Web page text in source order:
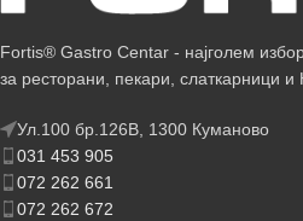
Fortis® Gastro Centar - најголем
за ресторани, пекари, слаткарници
Ул.100 бр.126В, 1300 Куманово
031 453 905
072 262 661
072 262 672